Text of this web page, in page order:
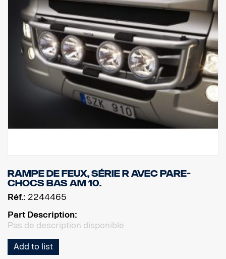
Rampe de feux, série R avec pare-
chocs bas AM 10.
Réf.: 2244465
Part Description:
Pas de description disponible
Add to list